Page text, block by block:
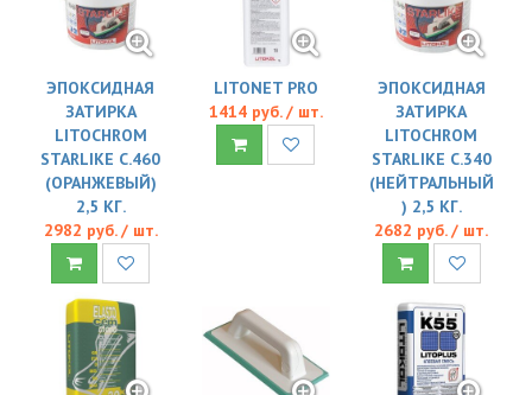
ЭПОКСИДНАЯ
ЗАТИРКА
LITOCHROM
STARLIKE C.460
(ОРАНЖЕВЫЙ)
2,5 КГ.
2982 руб. / шт.
LITONET PRO
1414 руб. / шт.
ЭПОКСИДНАЯ
ЗАТИРКА
LITOCHROM
STARLIKE C.340
(НЕЙТРАЛЬНЫЙ
) 2,5 КГ.
2682 руб. / шт.